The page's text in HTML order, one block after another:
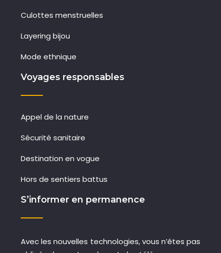
Culottes menstruelles
Layering bijou
Mode ethnique
Voyages responsables
Appel de la nature
Sécurité sanitaire
Destination en vogue
Hors de sentiers battus
S’informer en permanence
Avec les nouvelles technologies, vous n’êtes pas